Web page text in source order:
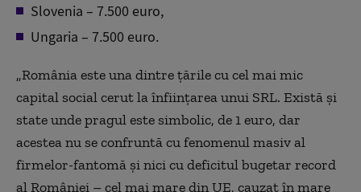
Slovenia – 7.500 euro,
Ungaria – 7.500 euro.
„România este una dintre țările cu cel mai mic
capital social cerut la înființarea unui SRL. Există și
state unde pragul este simbolic, de 1 euro, dar
acestea nu se confruntă cu fenomenul masiv al
firmelor-fantomă și nici cu deficitul bugetar record
al României – cel mai mare din UE, cauzat în mare